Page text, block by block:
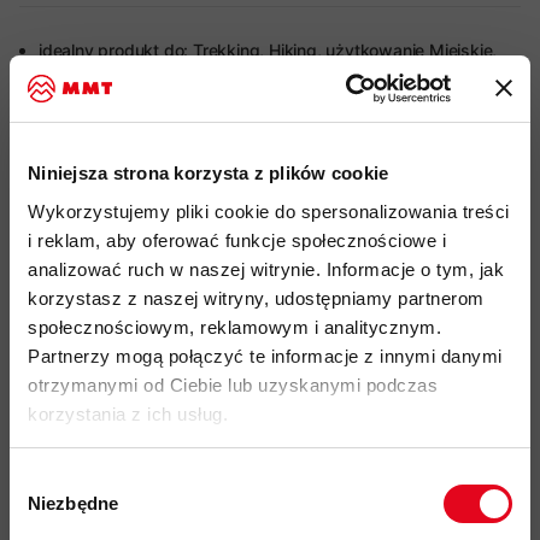
Niniejsza strona korzysta z plików cookie
Wykorzystujemy pliki cookie do spersonalizowania treści
i reklam, aby oferować funkcje społecznościowe i
analizować ruch w naszej witrynie. Informacje o tym, jak
korzystasz z naszej witryny, udostępniamy partnerom
społecznościowym, reklamowym i analitycznym.
Partnerzy mogą połączyć te informacje z innymi danymi
otrzymanymi od Ciebie lub uzyskanymi podczas
korzystania z ich usług.
zgody
Niezbędne
idealny produkt do: Trekking, Hiking, użytkowanie Miejskie,
Podróże
techniczna bluza polarowa typu mid-layer o średniej
materiał warm2(213 g/m2) z 91% recyklingowanego
poliestru i 9% elastanuzapewniający doskonałą izolację
cieplną, oddychalność i odporność na uszkodzenia
konstrukcja materiału zatrzymująca ciepło przy
jednoczesnym efektywnym odprowadzaniu wilgoci i
cyrkulacji powietrza
dopasowany kaptur elastycznym wykończeniem
2 rozpinane kieszenie boczne, mogące posłużyć jako
ogrzewacze dłoni